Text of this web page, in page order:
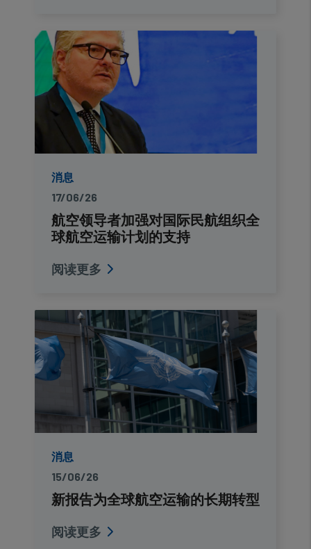
消息
17/06/26
航空领导者加强对国际民航组织全
球航空运输计划的支持
阅读更多
消息
15/06/26
新报告为全球航空运输的长期转型
阅读更多